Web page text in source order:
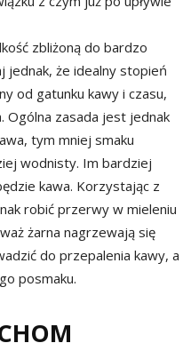
zbliżoną do bardzo
jednak, że idealny stopień
od gatunku kawy i czasu,
Ogólna zasada jest jednak
tym mniej smaku
wodnisty. Im bardziej
kawa. Korzystając z
robić przerwy w mieleniu
żarna nagrzewają się
do przepalenia kawy, a
posmaku.